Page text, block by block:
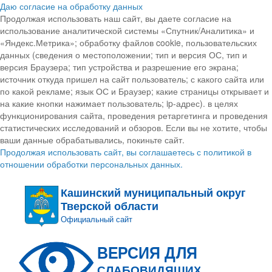
Даю согласие на обработку данных
Продолжая использовать наш сайт, вы даете согласие на
использование аналитической системы «Спутник/Аналитика» и
«Яндекс.Метрика»; обработку файлов cookie, пользовательских
данных (сведения о местоположении; тип и версия ОС, тип и
версия Браузера; тип устройства и разрешение его экрана;
источник откуда пришел на сайт пользователь; с какого сайта или
по какой рекламе; язык ОС и Браузер; какие страницы открывает и
на какие кнопки нажимает пользователь; ip-адрес). в целях
функционирования сайта, проведения ретаргетинга и проведения
статистических исследований и обзоров. Если вы не хотите, чтобы
ваши данные обрабатывались, покиньте сайт.
Продолжая использовать сайт, вы соглашаетесь с политикой в
отношении обработки персональных данных.